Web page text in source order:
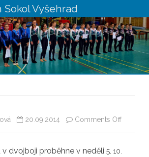
Sokol Vyšehrad
20.09.2014 Comments Offon
dvojboji proběhne v neděli 5. 10.